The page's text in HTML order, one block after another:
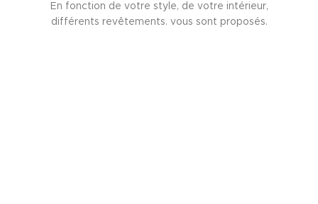
En fonction de votre style, de votre intérieur,
différents revêtements. vous sont proposés.